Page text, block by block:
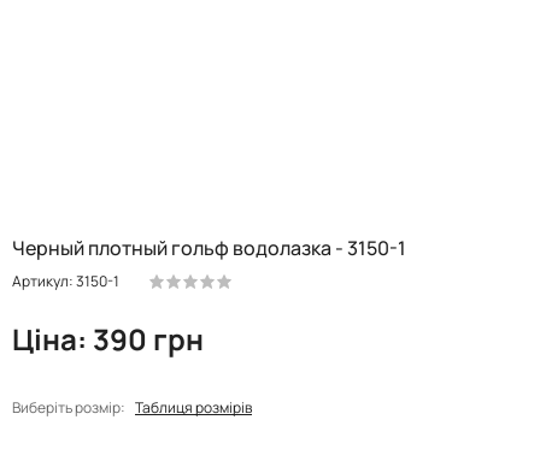
Черный плотный гольф водолазка - 3150-1
Артикул: 3150-1
Ціна: 390 грн
Виберіть розмір: Таблиця розмірів